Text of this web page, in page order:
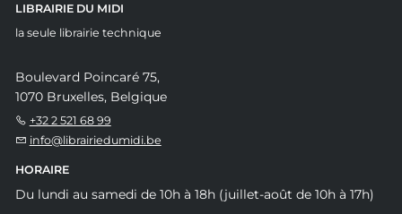
LIBRAIRIE DU MIDI
la seule librairie technique
Boulevard Poincaré 75,
1070 Bruxelles, Belgique
+32 2 521 68 99
info@librairiedumidi.be
HORAIRE
Du lundi au samedi de 10h à 18h (juillet-août de 10h à 17h)